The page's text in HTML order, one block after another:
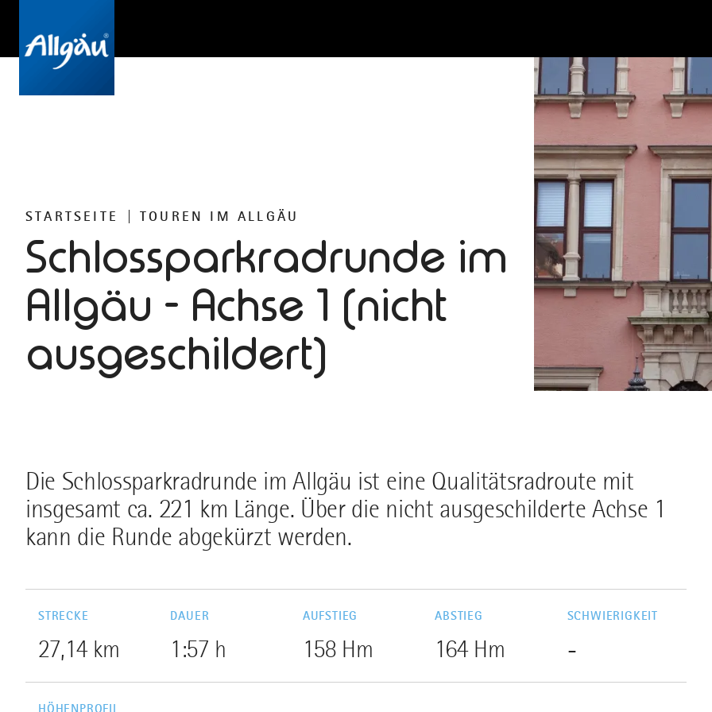
STARTSEITE TOUREN IM ALLGÄU
Schlossparkradrunde im
Allgäu - Achse 1 (nicht
ausgeschildert)
Die Schlossparkradrunde im Allgäu ist eine Qualitätsradroute mit
insgesamt ca. 221 km Länge. Über die nicht ausgeschilderte Achse 1
kann die Runde abgekürzt werden.
STRECKE
27,14 km
DAUER
1:57 h
AUFSTIEG
158 Hm
ABSTIEG
164 Hm
SCHWIERIGKEIT
-
HÖHENPROFIL